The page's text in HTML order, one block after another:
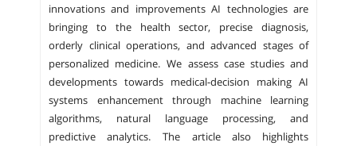
innovations and improvements AI technologies are
bringing to the health sector, precise diagnosis,
orderly clinical operations, and advanced stages of
personalized medicine. We assess case studies and
developments towards medical-decision making AI
systems enhancement through machine learning
algorithms, natural language processing, and
predictive analytics. The article also highlights